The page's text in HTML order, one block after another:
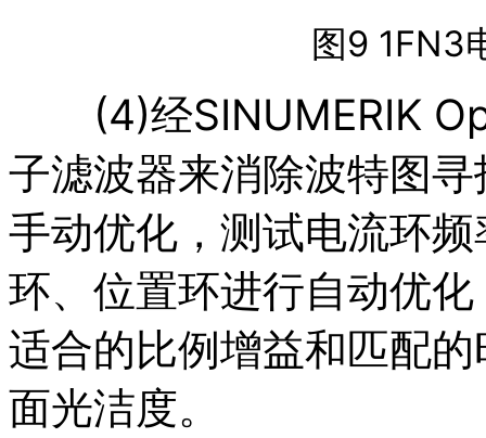
图9 1FN3
(4)经SINUMERIK
子滤波器来消除波特图
手动优化，测试电流环
环、位置环进行自动优
适合的比例增益和匹配
面光洁度。